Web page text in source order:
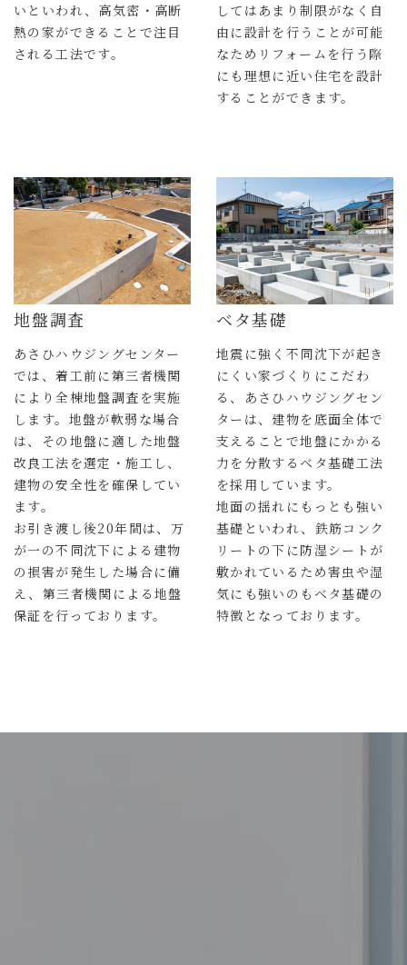
いといわれ、高気密・高断
熱の家ができることで注目
される工法です。
してはあまり制限がなく自
由に設計を行うことが可能
なためリフォームを行う際
にも理想に近い住宅を設計
することができます。
地盤調査
あさひハウジングセンター
では、着工前に第三者機関
により全棟地盤調査を実施
します。地盤が軟弱な場合
は、その地盤に適した地盤
改良工法を選定・施工し、
建物の安全性を確保してい
ます。
お引き渡し後20年間は、万
が一の不同沈下による建物
の損害が発生した場合に備
え、第三者機関による地盤
保証を行っております。
ベタ基礎
地震に強く不同沈下が起き
にくい家づくりにこだわ
る、あさひハウジングセン
ターは、建物を底面全体で
支えることで地盤にかかる
力を分散するベタ基礎工法
を採用しています。
地面の揺れにもっとも強い
基礎といわれ、鉄筋コンク
リートの下に防湿シートが
敷かれているため害虫や湿
気にも強いのもベタ基礎の
特徴となっております。